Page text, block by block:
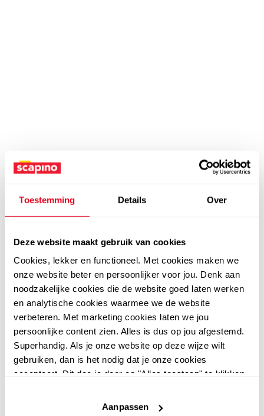
Toestemming Details Over
Deze website maakt gebruik van cookies
Cookies, lekker en functioneel. Met cookies maken we
onze website beter en persoonlijker voor jou. Denk aan
noodzakelijke cookies die de website goed laten werken
en analytische cookies waarmee we de website
verbeteren. Met marketing cookies laten we jou
persoonlijke content zien. Alles is dus op jou afgestemd.
Superhandig. Als je onze website op deze wijze wilt
gebruiken, dan is het nodig dat je onze cookies
accepteert. Dit doe je door op "Alles toestaan" te klikken.
website niet optimaal functioneert.
Aanpassen